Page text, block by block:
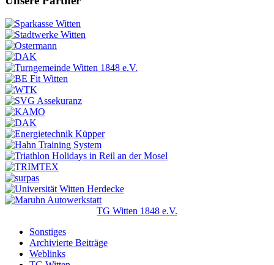
TG Witten 1848 e.V.
Sonstiges
Archivierte Beiträge
Weblinks